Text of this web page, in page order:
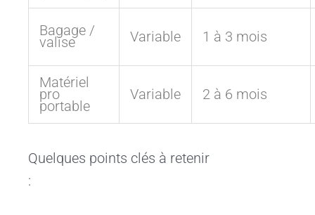
Bagage /
valise Variable 1 à 3 mois
Matériel
pro
portable
Variable 2 à 6 mois
Quelques points clés à retenir
: